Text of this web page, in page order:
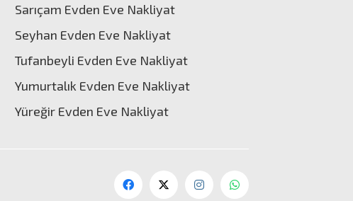
Sarıçam Evden Eve Nakliyat
Seyhan Evden Eve Nakliyat
Tufanbeyli Evden Eve Nakliyat
Yumurtalık Evden Eve Nakliyat
Yüreğir Evden Eve Nakliyat